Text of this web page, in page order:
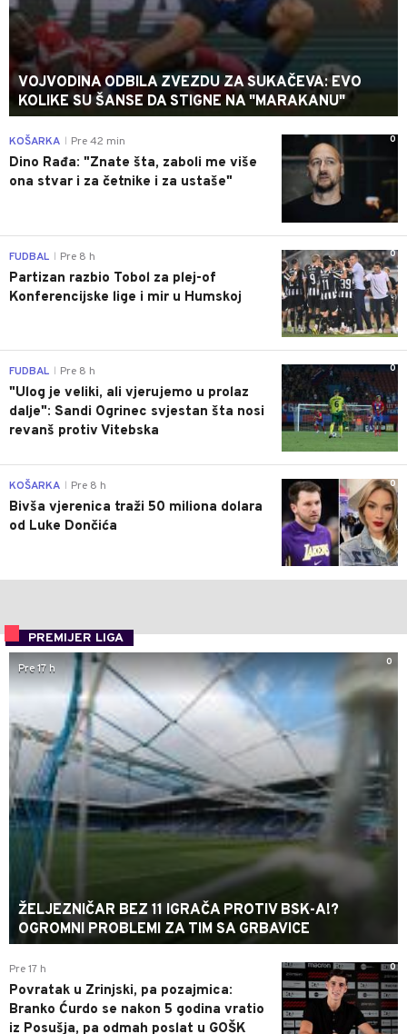
VOJVODINA ODBILA ZVEZDU ZA SUKAČEVA: EVO
KOLIKE SU ŠANSE DA STIGNE NA "MARAKANU"
0
KOŠARKA Pre 42 min
Dino Rađa: "Znate šta, zaboli me više
ona stvar i za četnike i za ustaše"
0
FUDBAL Pre 8 h
Partizan razbio Tobol za plej-of
Konferencijske lige i mir u Humskoj
0
FUDBAL Pre 8 h
"Ulog je veliki, ali vjerujemo u prolaz
dalje": Sandi Ogrinec svjestan šta nosi
revanš protiv Vitebska
0
KOŠARKA Pre 8 h
Bivša vjerenica traži 50 miliona dolara
od Luke Dončića
PREMIJER LIGA
0
Pre 17 h
ŽELJEZNIČAR BEZ 11 IGRAČA PROTIV BSK-A!?
OGROMNI PROBLEMI ZA TIM SA GRBAVICE
0
Pre 17 h
Povratak u Zrinjski, pa pozajmica:
Branko Ćurdo se nakon 5 godina vratio
iz Posušja, pa odmah poslat u GOŠK